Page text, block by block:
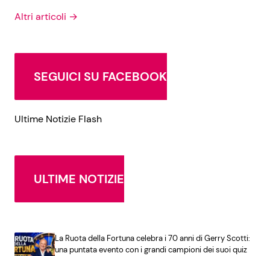
Altri articoli →
SEGUICI SU FACEBOOK
Ultime Notizie Flash
ULTIME NOTIZIE
La Ruota della Fortuna celebra i 70 anni di Gerry Scotti:
una puntata evento con i grandi campioni dei suoi quiz